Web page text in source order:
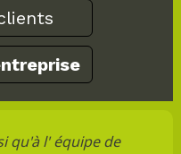
qu'à l' équipe de